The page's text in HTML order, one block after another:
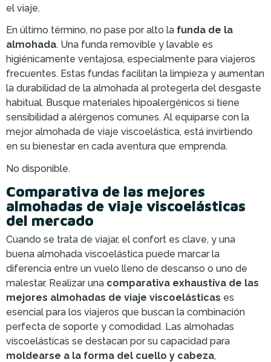
el viaje.
En último término, no pase por alto la funda de la
almohada. Una funda removible y lavable es
higiénicamente ventajosa, especialmente para viajeros
frecuentes. Estas fundas facilitan la limpieza y aumentan
la durabilidad de la almohada al protegerla del desgaste
habitual. Busque materiales hipoalergénicos si tiene
sensibilidad a alérgenos comunes. Al equiparse con la
mejor almohada de viaje viscoelástica, está invirtiendo
en su bienestar en cada aventura que emprenda.
No disponible.
Comparativa de las mejores
almohadas de viaje viscoelásticas
del mercado
Cuando se trata de viajar, el confort es clave, y una
buena almohada viscoelástica puede marcar la
diferencia entre un vuelo lleno de descanso o uno de
malestar. Realizar una comparativa exhaustiva de las
mejores almohadas de viaje viscoelásticas es
esencial para los viajeros que buscan la combinación
perfecta de soporte y comodidad. Las almohadas
viscoelásticas se destacan por su capacidad para
moldearse a la forma del cuello y cabeza,